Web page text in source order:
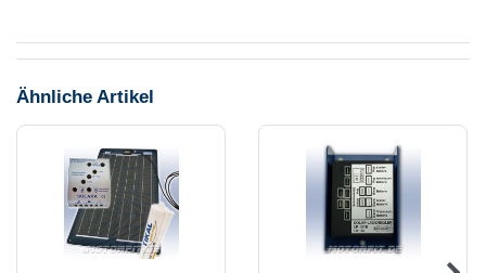
Ähnliche Artikel